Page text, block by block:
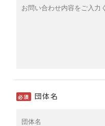
必須 団体名